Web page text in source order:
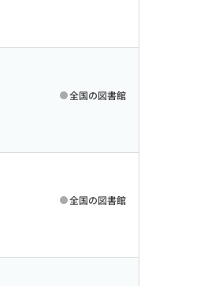
全国の図書館
全国の図書館